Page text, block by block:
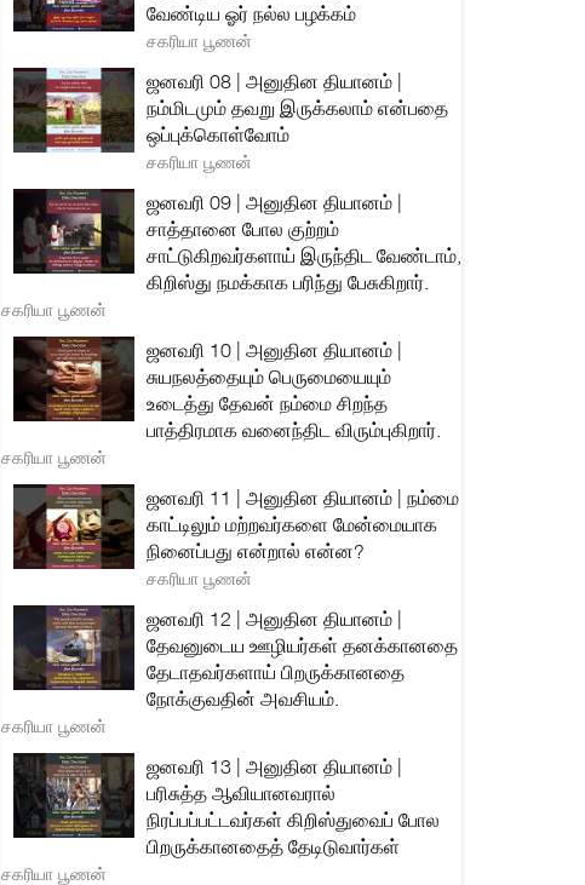
வேண்டிய ஓர் நல்ல பழக்கம்
சகரியா பூணன்
ஜனவரி 08 | அனுதின தியானம் |
நம்மிடமும் தவறு இருக்கலாம் என்பதை
ஒப்புக்கொள்வோம்
சகரியா பூணன்
ஜனவரி 09 | அனுதின தியானம் |
சாத்தானை போல குற்றம்
சாட்டுகிறவர்களாய் இருந்திட வேண்டாம்,
கிறிஸ்து நமக்காக பரிந்து பேசுகிறார்.
சகரியா பூணன்
ஜனவரி 10 | அனுதின தியானம் |
சுயநலத்தையும் பெருமையையும்
உடைத்து தேவன் நம்மை சிறந்த
பாத்திரமாக வனைந்திட விரும்புகிறார்.
சகரியா பூணன்
ஜனவரி 11 | அனுதின தியானம் | நம்மை
காட்டிலும் மற்றவர்களை மேன்மையாக
நினைப்பது என்றால் என்ன?
சகரியா பூணன்
ஜனவரி 12 | அனுதின தியானம் |
தேவனுடைய ஊழியர்கள் தனக்கானதை
தேடாதவர்களாய் பிறருக்கானதை
நோக்குவதின் அவசியம்.
சகரியா பூணன்
ஜனவரி 13 | அனுதின தியானம் |
பரிசுத்த ஆவியானவரால்
நிரப்பப்பட்டவர்கள் கிறிஸ்துவைப் போல
பிறருக்கானதைத் தேடிடுவார்கள்
சகரியா பூணன்